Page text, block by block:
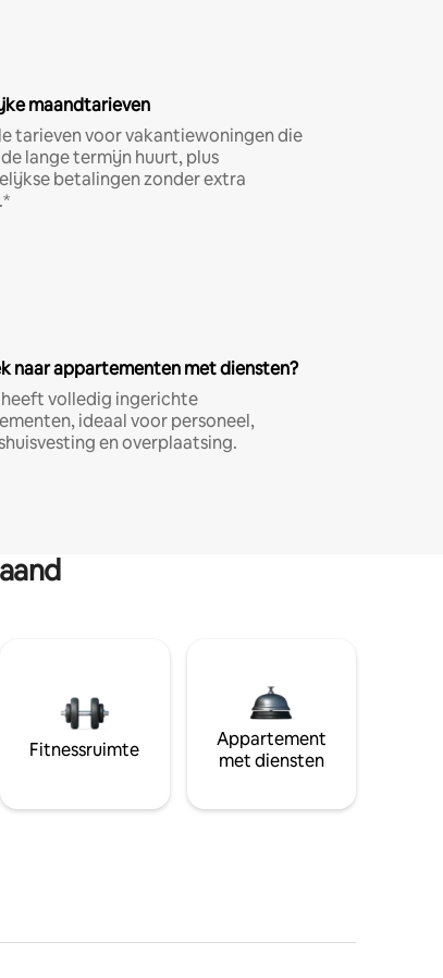
maandtarieven
tarieven voor vakantiewoningen die
lange termijn huurt, plus
betalingen zonder extra
naar appartementen met diensten?
volledig ingerichte
ideaal voor personeel,
en overplaatsing.
Fitnessruimte
Appartement
met diensten